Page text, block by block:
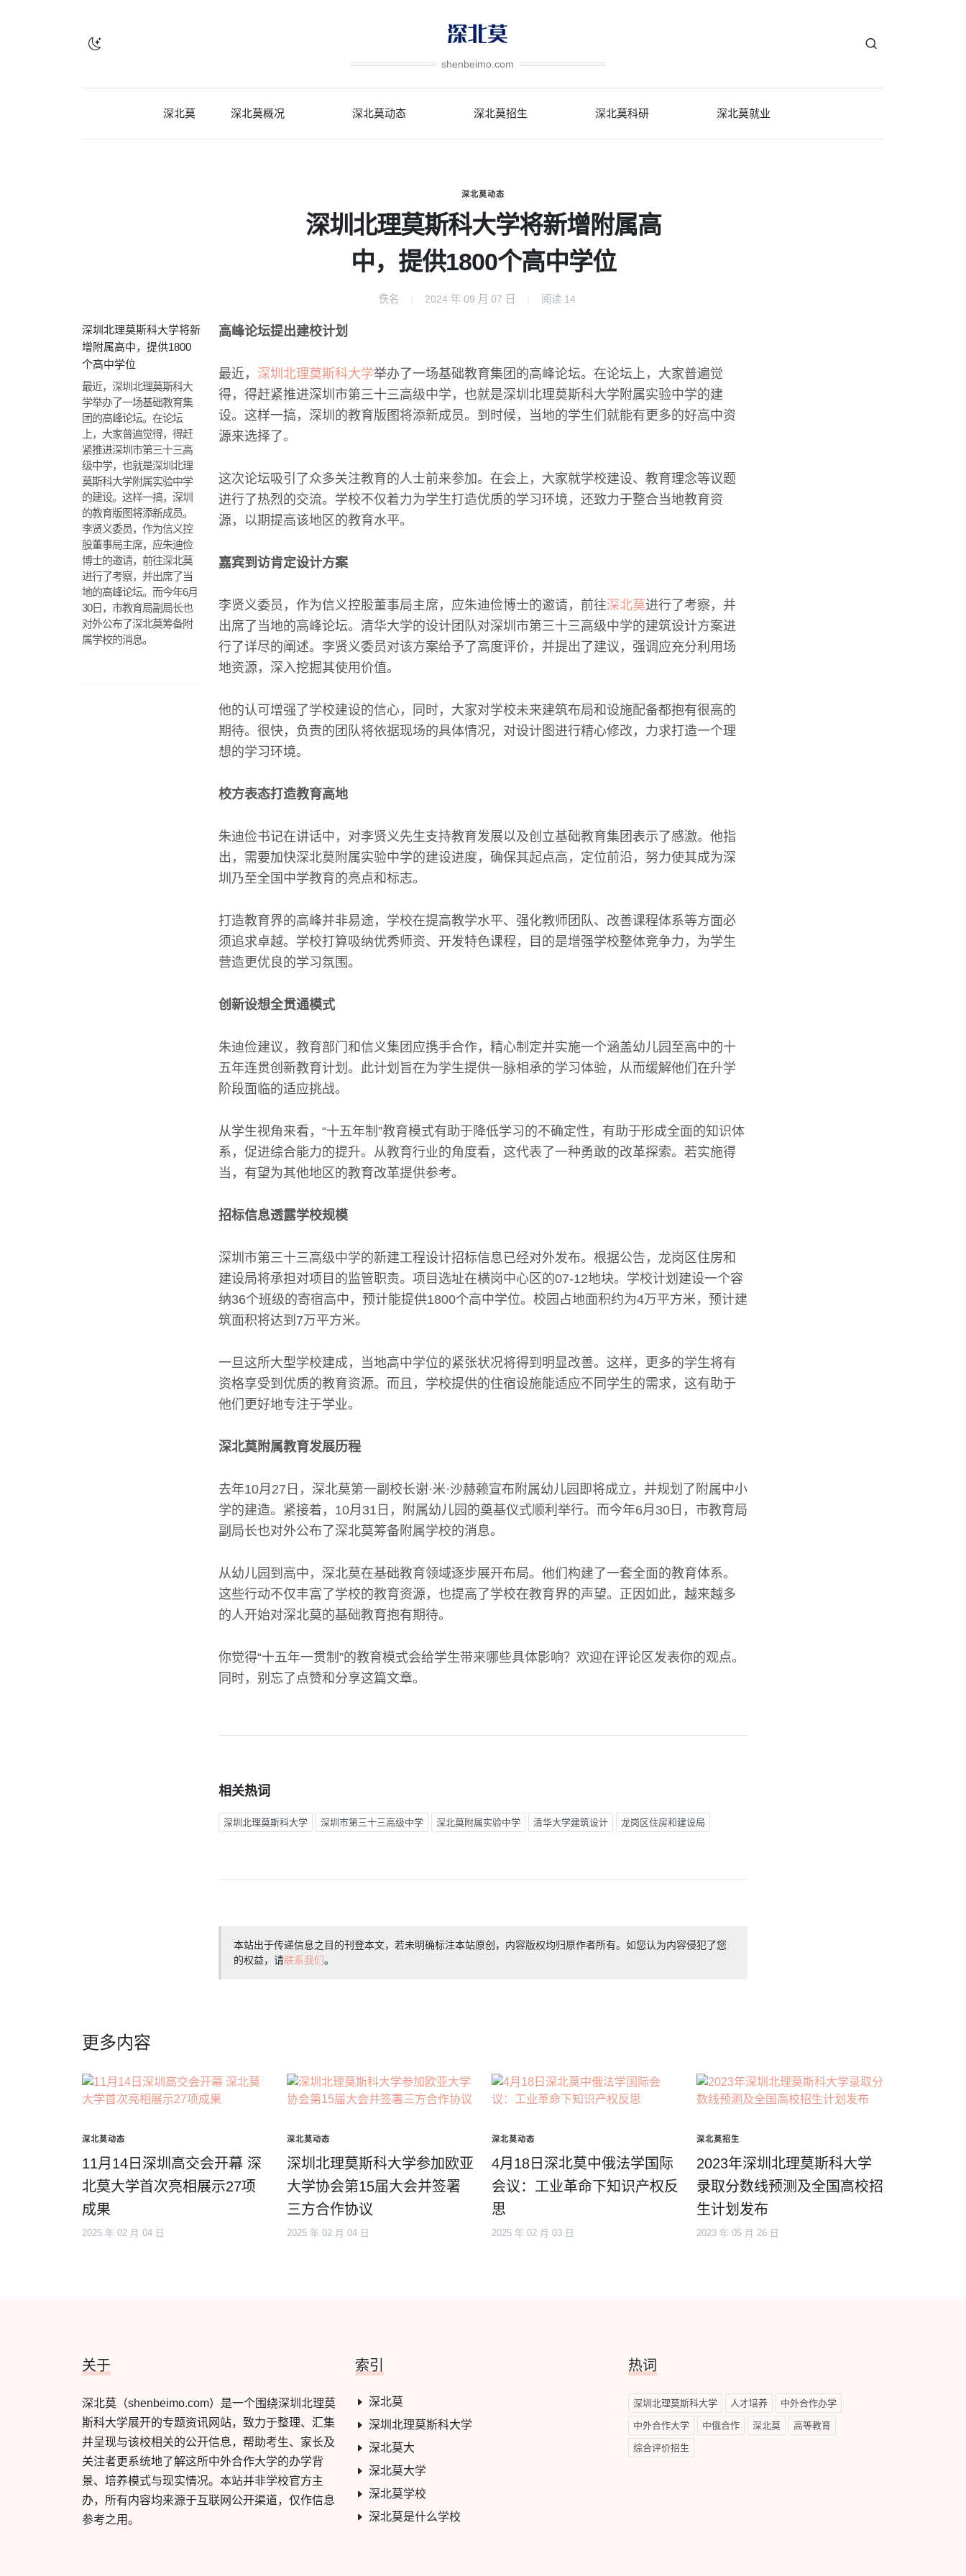
shenbeimo.com
深北莫 深北莫概况 深北莫动态 深北莫招生 深北莫科研 深北莫就业
深北莫动态
深圳北理莫斯科大学将新增附属高
中，提供1800个高中学位
佚名 2024 年 09 月 07 日 阅读 14
深圳北理莫斯科大学将新
增附属高中，提供1800
个高中学位
最近，深圳北理莫斯科大
学举办了一场基础教育集
团的高峰论坛。在论坛
上，大家普遍觉得，得赶
紧推进深圳市第三十三高
级中学，也就是深圳北理
莫斯科大学附属实验中学
的建设。这样一搞，深圳
的教育版图将添新成员。
李贤义委员，作为信义控
股董事局主席，应朱迪俭
博士的邀请，前往深北莫
进行了考察，并出席了当
地的高峰论坛。而今年6月
30日，市教育局副局长也
对外公布了深北莫筹备附
属学校的消息。
高峰论坛提出建校计划
最近， 深圳北理莫斯科大学举办了一场基础教育集团的高峰论坛。在论坛上，大家普遍觉
得，得赶紧推进深圳市第三十三高级中学，也就是深圳北理莫斯科大学附属实验中学的建
设。这样一搞，深圳的教育版图将添新成员。到时候，当地的学生们就能有更多的好高中资
源来选择了。
这次论坛吸引了众多关注教育的人士前来参加。在会上，大家就学校建设、教育理念等议题
进行了热烈的交流。学校不仅着力为学生打造优质的学习环境，还致力于整合当地教育资
源，以期提高该地区的教育水平。
嘉宾到访肯定设计方案
李贤义委员，作为信义控股董事局主席，应朱迪俭博士的邀请，前往深北莫进行了考察，并
出席了当地的高峰论坛。清华大学的设计团队对深圳市第三十三高级中学的建筑设计方案进
行了详尽的阐述。李贤义委员对该方案给予了高度评价，并提出了建议，强调应充分利用场
地资源，深入挖掘其使用价值。
他的认可增强了学校建设的信心，同时，大家对学校未来建筑布局和设施配备都抱有很高的
期待。很快，负责的团队将依据现场的具体情况，对设计图进行精心修改，力求打造一个理
想的学习环境。
校方表态打造教育高地
朱迪俭书记在讲话中，对李贤义先生支持教育发展以及创立基础教育集团表示了感激。他指
出，需要加快深北莫附属实验中学的建设进度，确保其起点高，定位前沿，努力使其成为深
圳乃至全国中学教育的亮点和标志。
打造教育界的高峰并非易途，学校在提高教学水平、强化教师团队、改善课程体系等方面必
须追求卓越。学校打算吸纳优秀师资、开发特色课程，目的是增强学校整体竞争力，为学生
营造更优良的学习氛围。
创新设想全贯通模式
朱迪俭建议，教育部门和信义集团应携手合作，精心制定并实施一个涵盖幼儿园至高中的十
五年连贯创新教育计划。此计划旨在为学生提供一脉相承的学习体验，从而缓解他们在升学
阶段面临的适应挑战。
从学生视角来看，“十五年制”教育模式有助于降低学习的不确定性，有助于形成全面的知识体
系，促进综合能力的提升。从教育行业的角度看，这代表了一种勇敢的改革探索。若实施得
当，有望为其他地区的教育改革提供参考。
招标信息透露学校规模
深圳市第三十三高级中学的新建工程设计招标信息已经对外发布。根据公告，龙岗区住房和
建设局将承担对项目的监管职责。项目选址在横岗中心区的07-12地块。学校计划建设一个容
纳36个班级的寄宿高中，预计能提供1800个高中学位。校园占地面积约为4万平方米，预计建
筑面积将达到7万平方米。
一旦这所大型学校建成，当地高中学位的紧张状况将得到明显改善。这样，更多的学生将有
资格享受到优质的教育资源。而且，学校提供的住宿设施能适应不同学生的需求，这有助于
他们更好地专注于学业。
深北莫附属教育发展历程
去年10月27日，深北莫第一副校长谢·米·沙赫赖宣布附属幼儿园即将成立，并规划了附属中小
学的建造。紧接着，10月31日，附属幼儿园的奠基仪式顺利举行。而今年6月30日，市教育局
副局长也对外公布了深北莫筹备附属学校的消息。
从幼儿园到高中，深北莫在基础教育领域逐步展开布局。他们构建了一套全面的教育体系。
这些行动不仅丰富了学校的教育资源，也提高了学校在教育界的声望。正因如此，越来越多
的人开始对深北莫的基础教育抱有期待。
你觉得“十五年一贯制”的教育模式会给学生带来哪些具体影响？欢迎在评论区发表你的观点。
同时，别忘了点赞和分享这篇文章。
相关热词
深圳北理莫斯科大学 深圳市第三十三高级中学 深北莫附属实验中学 清华大学建筑设计 龙岗区住房和建设局
本站出于传递信息之目的刊登本文，若未明确标注本站原创，内容版权均归原作者所有。如您认为内容侵犯了您
的权益，请联系我们。
更多内容
深北莫动态
11月14日深圳高交会开幕 深
北莫大学首次亮相展示27项
成果
2025 年 02 月 04 日
深北莫动态
深圳北理莫斯科大学参加欧亚
大学协会第15届大会并签署
三方合作协议
2025 年 02 月 04 日
深北莫动态
4月18日深北莫中俄法学国际
会议：工业革命下知识产权反
思
2025 年 02 月 03 日
深北莫招生
2023年深圳北理莫斯科大学
录取分数线预测及全国高校招
生计划发布
2023 年 05 月 26 日
关于
深北莫（shenbeimo.com）是一个围绕深圳北理莫
斯科大学展开的专题资讯网站，致力于整理、汇集
并呈现与该校相关的公开信息，帮助考生、家长及
关注者更系统地了解这所中外合作大学的办学背
景、培养模式与现实情况。本站并非学校官方主
办，所有内容均来源于互联网公开渠道，仅作信息
参考之用。
索引
深北莫
深圳北理莫斯科大学
深北莫大
深北莫大学
深北莫学校
深北莫是什么学校
热词
深圳北理莫斯科大学 人才培养 中外合作办学
中外合作大学 中俄合作 深北莫 高等教育
综合评价招生